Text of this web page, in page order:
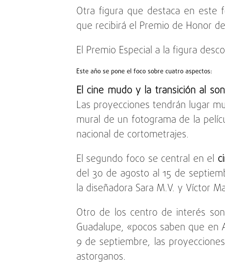
Otra figura que destaca en este
que recibirá el Premio de Honor
El Premio Especial a la figura
Este año se pone el foco sobre cuatro aspectos:
El cine mudo y la transición al
Las proyecciones tendrán lugar
mural de un fotograma de la
nacional de cortometrajes.
El segundo foco se central en el
del 30 de agosto al 15 de
la diseñadora Sara M.V. y Víctor
Otro de los centro de interés
Guadalupe, «pocos saben que
9 de septiembre, las
astorganos.